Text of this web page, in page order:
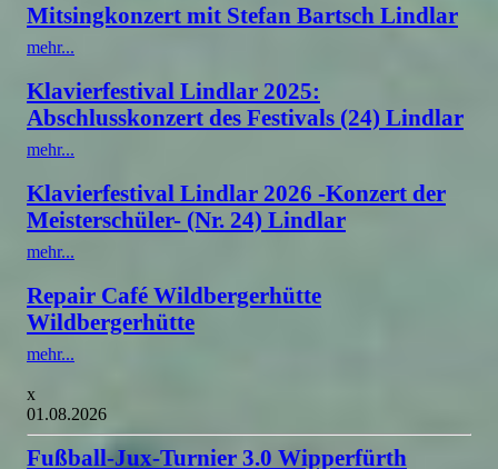
Mitsingkonzert mit Stefan Bartsch Lindlar
mehr...
Klavierfestival Lindlar 2025:
Abschlusskonzert des Festivals (24) Lindlar
mehr...
Klavierfestival Lindlar 2026 -Konzert der
Meisterschüler- (Nr. 24) Lindlar
mehr...
Repair Café Wildbergerhütte
Wildbergerhütte
mehr...
x
01.08.2026
Fußball-Jux-Turnier 3.0 Wipperfürth